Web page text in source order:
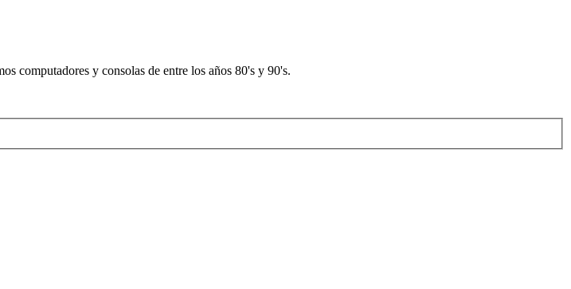
computadores y consolas de entre los años 80's y 90's.